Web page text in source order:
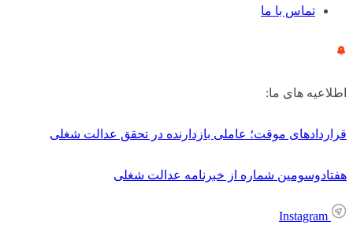
تماس با ما
اطلاعیه های ما:
قراردادهای موقت؛ عاملی بازدارنده در تحقق عدالت شغلی
هفتادوسومین شماره از خبرنامه عدالت شغلی
Instagram